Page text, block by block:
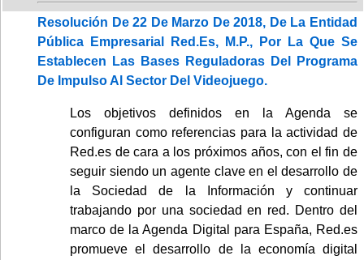
Resolución De 22 De Marzo De 2018, De La Entidad
Pública Empresarial Red.Es, M.P., Por La Que Se
Establecen Las Bases Reguladoras Del Programa
De Impulso Al Sector Del Videojuego.
Los objetivos definidos en la Agenda se
configuran como referencias para la actividad de
Red.es de cara a los próximos años, con el fin de
seguir siendo un agente clave en el desarrollo de
la Sociedad de la Información y continuar
trabajando por una sociedad en red. Dentro del
marco de la Agenda Digital para España, Red.es
promueve el desarrollo de la economía digital